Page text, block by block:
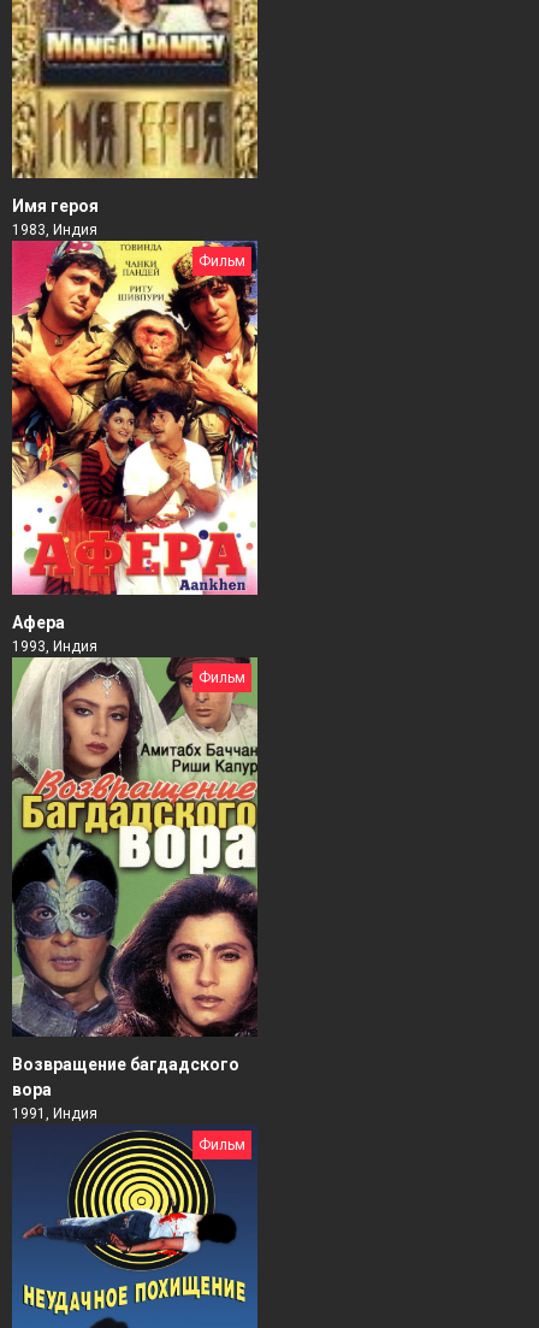
Имя героя
1983, Индия
Фильм
Афера
1993, Индия
Фильм
Возвращение багдадского
вора
1991, Индия
Фильм